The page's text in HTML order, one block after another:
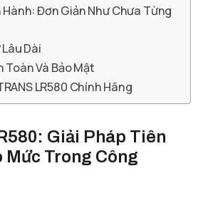
Hành: Đơn Giản Như Chưa Từng
Dài
Toàn Và Bảo Mật
LR580 Chính Hãng
Giải Pháp Tiên
Mức Trong Công